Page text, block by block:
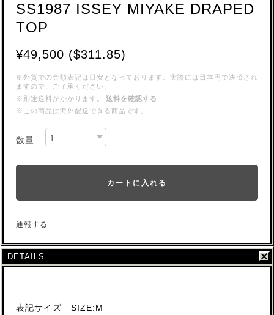
SS1987 ISSEY MIYAKE DRAPED
TOP
¥49,500 ($311.85)
※外貨での金額表記は目安となっております。実際には日本円で決済され
ますので、ご了承ください。
※別途送料がかかります。
送料を確認する
※この商品は海外配送できる商品です。
数量
カートに入れる
通報する
DETAILS
表記サイズ SIZE:M